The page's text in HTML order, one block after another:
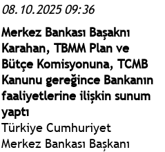
korosunun karargâhı da
CHP Genel Merkezi’dir.
Yıllarca şahsımızı ve
partimizi hedef aldılar.
Edepsizce bize saldırdılar.
08.10.2025 09:36
Merkez Bankası Başaknı
Karahan, TBMM Plan ve
Bütçe Komisyonuna, TCMB
Kanunu gereğince Bankanın
faaliyetlerine ilişkin sunum
yaptı
Türkiye Cumhuriyet
Merkez Bankası Başkanı